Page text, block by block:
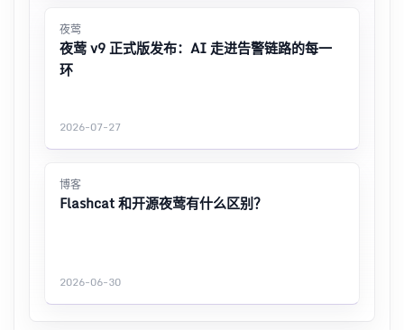
夜莺
夜莺 v9 正式版发布：AI 走进告警链路的每一
环
2026-07-27
博客
Flashcat 和开源夜莺有什么区别？
2026-06-30